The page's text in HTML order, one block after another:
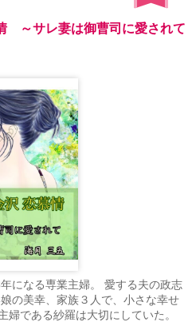
～サレ妻は御曹司に愛されて
になる専業主婦。 愛する夫の政志
の美幸、家族３人で、小さな幸せ
婦である紗羅は大切にしていた。